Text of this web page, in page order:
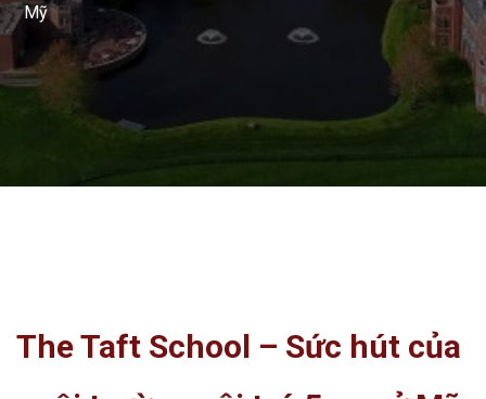
Mỹ
The Taft School – Sức hút của